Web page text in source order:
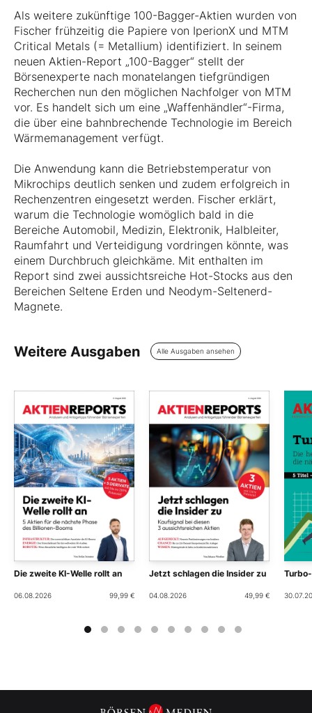
Als weitere zukünftige 100-Bagger-Aktien wurden von
Fischer frühzeitig die Papiere von IperionX und MTM
Critical Metals (= Metallium) identifiziert. In seinem
neuen Aktien-Report „100-Bagger“ stellt der
Börsenexperte nach monatelangen tiefgründigen
Recherchen nun den möglichen Nachfolger von MTM
vor. Es handelt sich um eine „Waffenhändler“-Firma,
die über eine bahnbrechende Technologie im Bereich
Wärmemanagement verfügt.
Die Anwendung kann die Betriebstemperatur von
Mikrochips deutlich senken und zudem erfolgreich in
Rechenzentren eingesetzt werden. Fischer erklärt,
warum die Technologie womöglich bald in die
Bereiche Automobil, Medizin, Elektronik, Halbleiter,
Raumfahrt und Verteidigung vordringen könnte, was
einem Durchbruch gleichkäme. Mit enthalten im
Report sind zwei aussichtsreiche Hot-Stocks aus den
Bereichen Seltene Erden und Neodym-Seltenerd-
Magnete.
Weitere Ausgaben Alle Ausgaben ansehen
Die zweite KI-Welle rollt an
06.08.2026 99,99 €
Jetzt schlagen die Insider zu
04.08.2026 49,99 €